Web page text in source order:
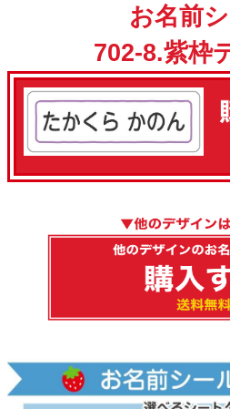
お名前
702-8.紫枠